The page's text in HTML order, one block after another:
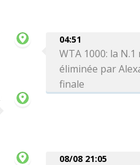
04:51
WTA 1000: la
éliminée par
finale
08/08 21:05